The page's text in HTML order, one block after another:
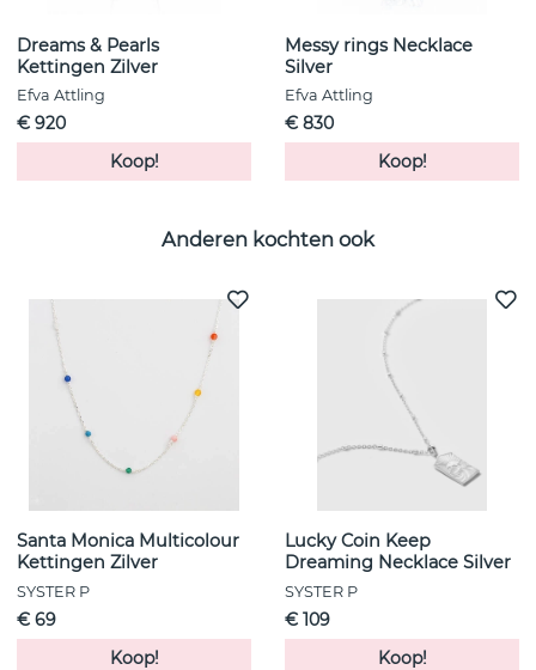
Dreams & Pearls
Kettingen Zilver
Efva Attling
€ 920
Koop!
Messy rings Necklace
Silver
Efva Attling
€ 830
Koop!
Anderen kochten ook
Santa Monica Multicolour
Kettingen Zilver
SYSTER P
€ 69
Koop!
Lucky Coin Keep
Dreaming Necklace Silver
SYSTER P
€ 109
Koop!